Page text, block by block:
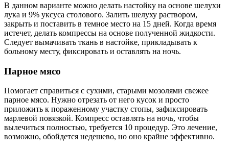
В данном варианте можно делать настойку на основе шелухи
лука и 9% уксуса столового. Залить шелуху раствором,
закрыть и поставить в темное место на 15 дней. Когда время
истечет, делать компрессы на основе полученной жидкости.
Следует вымачивать ткань в настойке, прикладывать к
больному месту, фиксировать и оставлять на ночь.
Парное мясо
Помогает справиться с сухими, старыми мозолями свежее
парное мясо. Нужно отрезать от него кусок и просто
приложить к пораженному участку стопы, зафиксировать
марлевой повязкой. Компресс оставлять на ночь, чтобы
вылечиться полностью, требуется 10 процедур. Это лечение,
возможно, обойдется недешево, но оно крайне эффективно.